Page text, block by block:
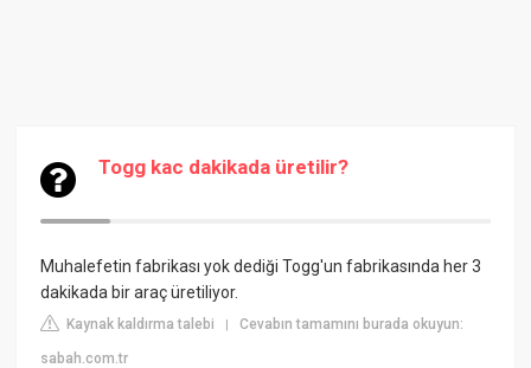
Togg kac dakikada üretilir?
Muhalefetin fabrikası yok dediği Togg'un fabrikasında her 3
dakikada bir araç üretiliyor.
Kaynak kaldırma talebi |Cevabın tamamını burada okuyun:
sabah.com.tr